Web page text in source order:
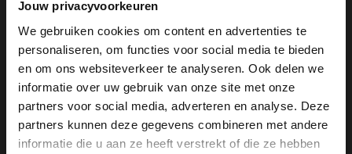
Jouw privacyvoorkeuren
We gebruiken cookies om content en advertenties te
personaliseren, om functies voor social media te bieden
en om ons websiteverkeer te analyseren. Ook delen we
informatie over uw gebruik van onze site met onze
partners voor social media, adverteren en analyse. Deze
partners kunnen deze gegevens combineren met andere
informatie die u aan ze heeft verstrekt of die ze hebben
9.99
×
View this website in English?
It looks like your language isn't Dutch. Would
you like to switch to English?